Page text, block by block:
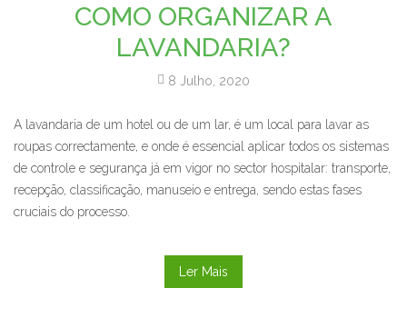
COMO ORGANIZAR A
LAVANDARIA?
8 Julho, 2020
A lavandaria de um hotel ou de um lar, é um local para lavar as
roupas correctamente, e onde é essencial aplicar todos os sistemas
de controle e segurança já em vigor no sector hospitalar: transporte,
recepção, classificação, manuseio e entrega, sendo estas fases
cruciais do processo.
Ler Mais